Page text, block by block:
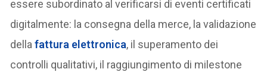
essere subordinato al verificarsi di eventi certificati
digitalmente: la consegna della merce, la validazione
dellafattura elettronica, il superamento dei
controlli qualitativi, il raggiungimento di milestone